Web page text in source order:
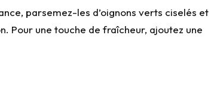
parsemez-les d’oignons verts ciselés et
Pour une touche de fraîcheur, ajoutez une